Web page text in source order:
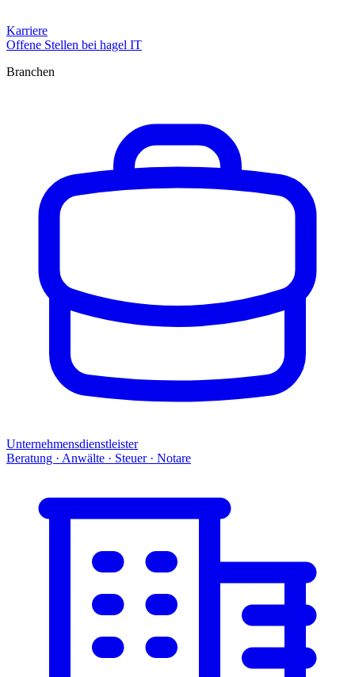
Karriere
Offene Stellen bei hagel IT
Branchen
Unternehmensdienstleister
Beratung · Anwälte · Steuer · Notare